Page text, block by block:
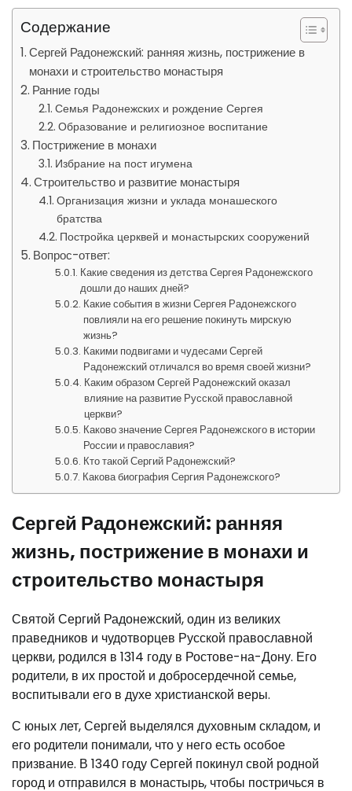
Содержание
Сергей Радонежский: ранняя жизнь, пострижение в
монахи и строительство монастыря
Ранние годы
Семья Радонежских и рождение Сергея
Образование и религиозное воспитание
Пострижение в монахи
Избрание на пост игумена
Строительство и развитие монастыря
Организация жизни и уклада монашеского
братства
Постройка церквей и монастырских сооружений
Вопрос-ответ:
Какие сведения из детства Сергея Радонежского
дошли до наших дней?
Какие события в жизни Сергея Радонежского
повлияли на его решение покинуть мирскую
жизнь?
Какими подвигами и чудесами Сергей
Радонежский отличался во время своей жизни?
Каким образом Сергей Радонежский оказал
влияние на развитие Русской православной
церкви?
Каково значение Сергея Радонежского в истории
России и православия?
Кто такой Сергий Радонежский?
Какова биография Сергия Радонежского?
Сергей Радонежский: ранняя
жизнь, пострижение в монахи и
строительство монастыря
Святой Сергий Радонежский, один из великих
праведников и чудотворцев Русской православной
церкви, родился в 1314 году в Ростове-на-Дону. Его
родители, в их простой и добросердечной семье,
воспитывали его в духе христианской веры.
С юных лет, Сергей выделялся духовным складом, и
его родители понимали, что у него есть особое
призвание. В 1340 году Сергей покинул свой родной
город и отправился в монастырь, чтобы постричься в